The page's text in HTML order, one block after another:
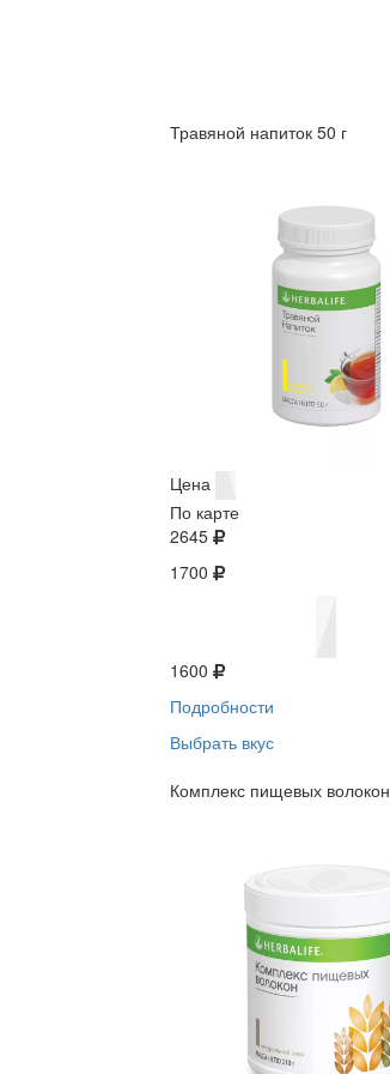
Травяной напиток 50 г
Цена
По карте
2645
1700
1600
Подробности
Выбрать вкус
Комплекс пищевых волокон